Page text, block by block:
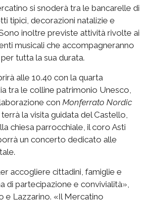
si snoderà tra le bancarelle di
tipici, decorazioni natalizie e
inoltre previste attività rivolte ai
musicali che accompagneranno
tutta la sua durata.
alle 10.40 con la quarta
tra le colline patrimonio Unesco,
con Monferrato Nordic
terrà la visita guidata del Castello,
chiesa parrocchiale, il coro Asti
un concerto dedicato alle
accogliere cittadini, famiglie e
di partecipazione e convivialità»,
e Lazzarino. «Il Mercatino